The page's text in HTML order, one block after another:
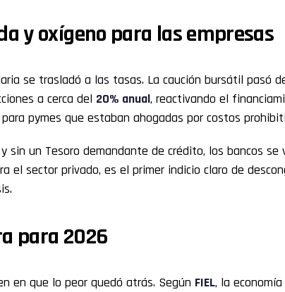
y oxígeno para las empresas
se trasladó a las tasas. La caución bursátil pasó
a cerca del 20% anual, reactivando el
pymes que estaban ahogadas por costos
sin un Tesoro demandante de crédito, los bancos se
el sector privado, es el primer indicio claro de
para 2026
en que lo peor quedó atrás. Según FIEL, la economía